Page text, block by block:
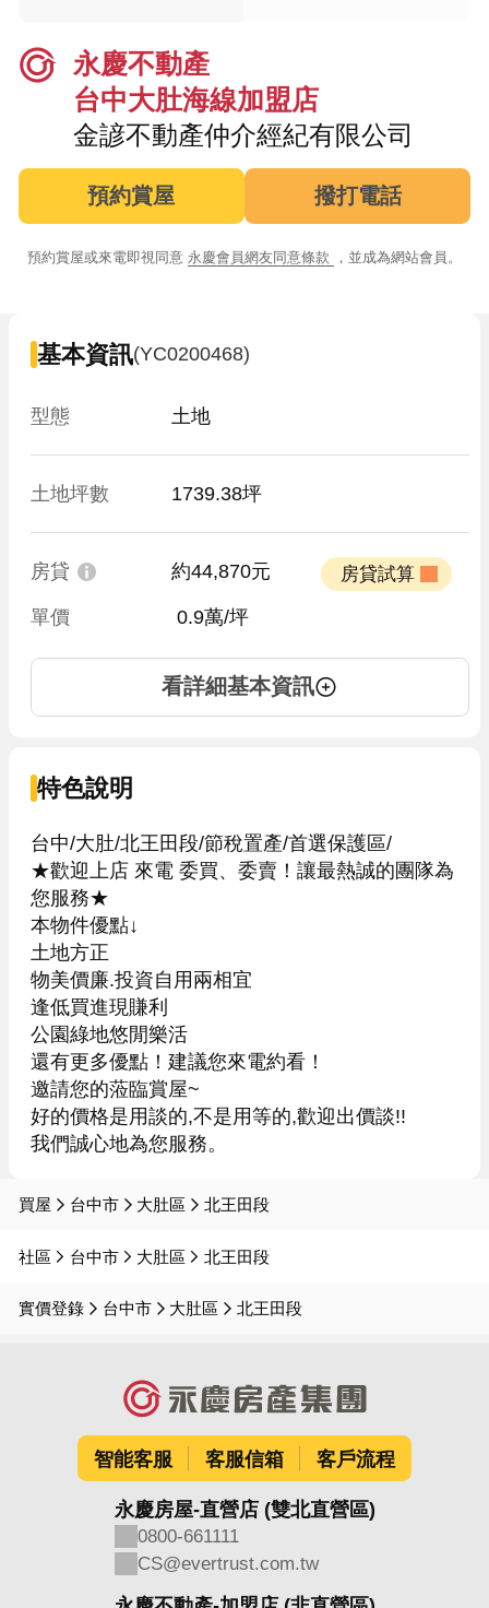
永慶不動產
台中大肚海線加盟店
金諺不動產仲介經紀有限公司
預約賞屋 撥打電話
預約賞屋或來電即視同意 永慶會員網友同意條款 ，並成為網站會員。
基本資訊(YC0200468)
型態 土地
土地坪數 1739.38坪
房貸 約44,870元
單價 0.9萬/坪
看詳細基本資訊
特色說明
台中/大肚/北王田段/節稅置產/首選保護區/
★歡迎上店 來電 委買、委賣！讓最熱誠的團隊為
您服務★
本物件優點↓
土地方正
物美價廉.投資自用兩相宜
逢低買進現賺利
公園綠地悠閒樂活
還有更多優點！建議您來電約看！
邀請您的蒞臨賞屋~
好的價格是用談的,不是用等的,歡迎出價談!!
我們誠心地為您服務。
買屋 台中市 大肚區 北王田段
社區 台中市 大肚區 北王田段
實價登錄 台中市 大肚區 北王田段
智能客服 客服信箱 客戶流程
永慶房屋-直營店 (雙北直營區)
0800-661111
CS@evertrust.com.tw